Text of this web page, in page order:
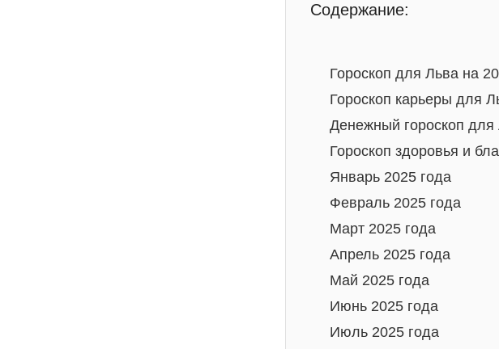
Содержание:
Гороскоп для Льва на
Гороскоп карьеры для
Денежный гороскоп для
Гороскоп здоровья и
Январь 2025 года
Февраль 2025 года
Март 2025 года
Апрель 2025 года
Май 2025 года
Июнь 2025 года
Июль 2025 года